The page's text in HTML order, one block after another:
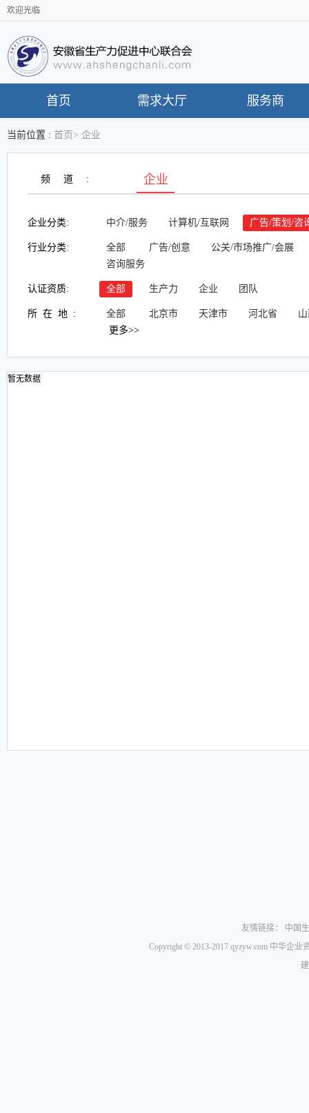
欢迎光临
首页 需求大厅 服务商
当前位置 : 首页 > 企业
频道: 企业
企业分类: 中介/服务 计算机/互联网 广告/策划/咨
行业分类: 全部 广告/创意
公关/市场推广/会展
咨询服务
认证资质: 全部 生产力 企业 团队
所在地: 全部 北京市 天津市 河北省
更多>>
暂无数据
友情链接：
中国
Copyright © 2013-2017 qyzyw.com 中华企业